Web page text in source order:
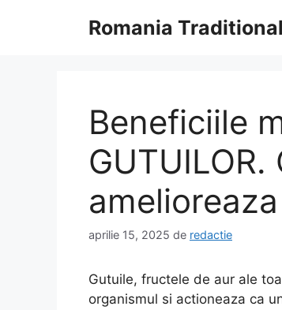
Romania
Beneficiile
amelioreaza
aprilie 15, 2025 de redactie
Gutuile, fructele de aur ale
organismul si actioneaza ca